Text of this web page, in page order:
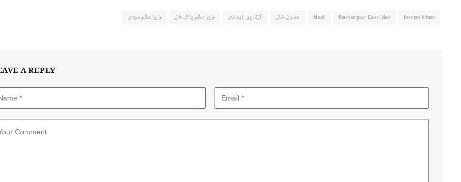
Imran khan
Kartarpur Corridor
Modi عمران خان کرتارپور راہداری وزیراعظم پاکستان وزیراعظم مودی
A REPLY